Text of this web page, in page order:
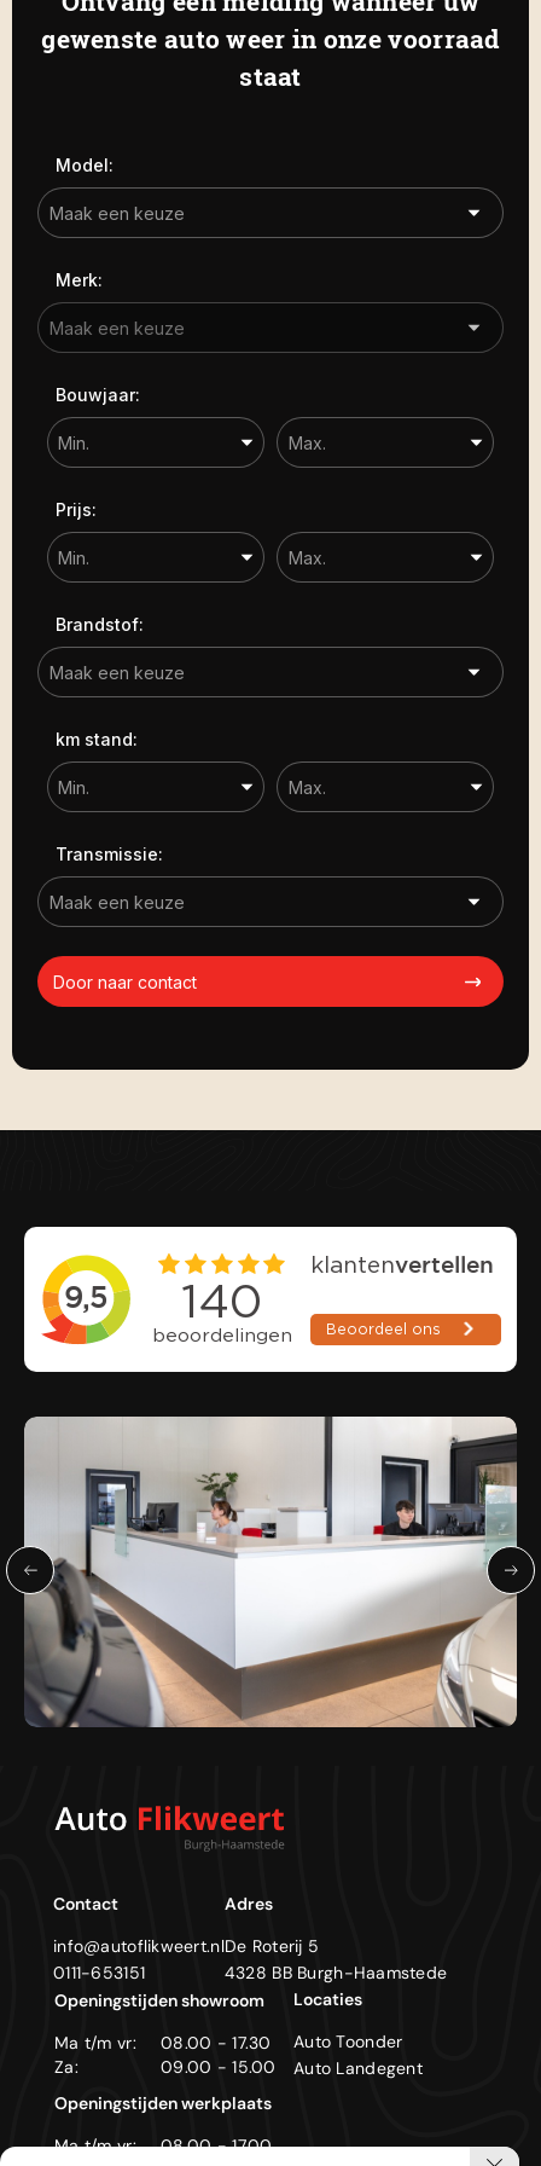
Haamstede
De Roterij 5 4328 BB Burgh-
Haamstede
Carrosserie
-
-
Bouwjaar
Sorteren op
gewenste auto weer in onze voorraad
staat
Model:
Merk:
Bouwjaar:
Prijs:
Brandstof:
km stand:
Transmissie:
Door naar contact
Contact
info@autoflikweert.nl
0111-653151
Adres
De Roterij 5
4328 BB Burgh-Haamstede
Openingstijden showroom
Ma t/m vr:
08.00 - 17.30
Za:
09.00 - 15.00
Openingstijden werkplaats
Ma t/m vr:
08.00 - 17.00
Locaties
Auto Toonder
Auto Landegent